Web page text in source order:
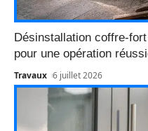
Désinstallation coffre-
pour une opération
Travaux 6 juillet 2026